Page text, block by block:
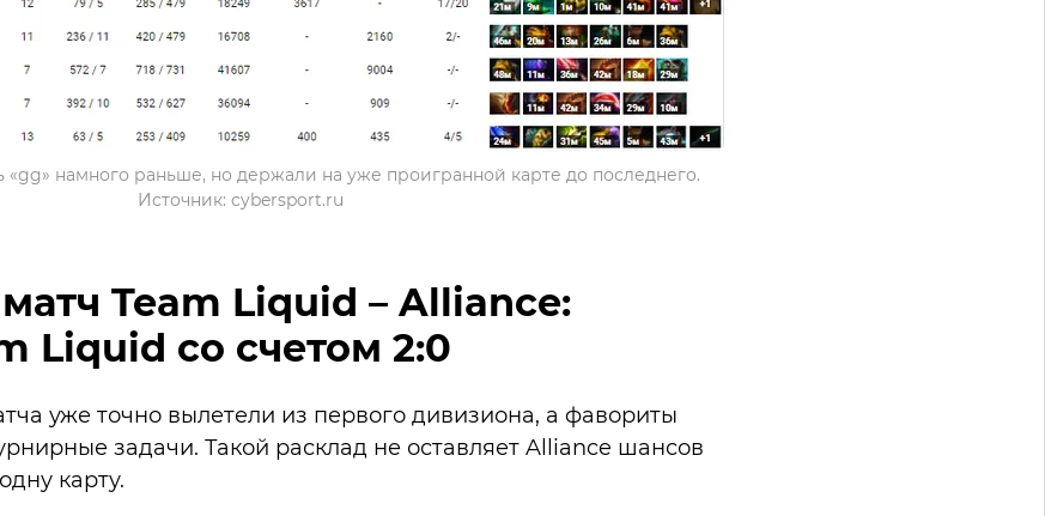
«‎gg» намного раньше, но держали на уже проигранной карте до последнего.
Источник: cybersport.ru
Team Liquid – Alliance:
Liquid со счетом 2:0
уже точно вылетели из первого дивизиона, а фавориты
задачи. Такой расклад не оставляет Alliance шансов
карту.